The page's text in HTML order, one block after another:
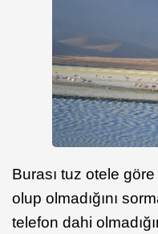
Burası tuz otele
olup olmadığını
telefon dahi